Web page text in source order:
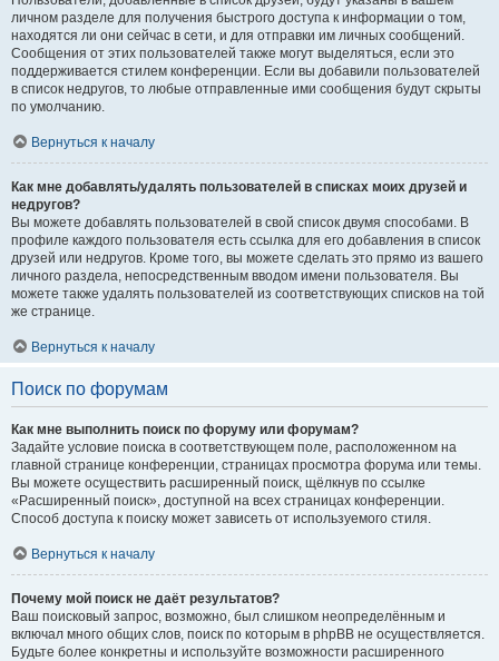
личном разделе для получения быстрого доступа к информации о том,
находятся ли они сейчас в сети, и для отправки им личных сообщений.
Сообщения от этих пользователей также могут выделяться, если это
поддерживается стилем конференции. Если вы добавили пользователей
в список недругов, то любые отправленные ими сообщения будут скрыты
по умолчанию.
Вернуться к началу
Как мне добавлять/удалять пользователей в списках моих друзей и
недругов?
Вы можете добавлять пользователей в свой список двумя способами. В
профиле каждого пользователя есть ссылка для его добавления в список
друзей или недругов. Кроме того, вы можете сделать это прямо из вашего
личного раздела, непосредственным вводом имени пользователя. Вы
можете также удалять пользователей из соответствующих списков на той
же странице.
Вернуться к началу
Поиск по форумам
Как мне выполнить поиск по форуму или форумам?
Задайте условие поиска в соответствующем поле, расположенном на
главной странице конференции, страницах просмотра форума или темы.
Вы можете осуществить расширенный поиск, щёлкнув по ссылке
«Расширенный поиск», доступной на всех страницах конференции.
Способ доступа к поиску может зависеть от используемого стиля.
Вернуться к началу
Почему мой поиск не даёт результатов?
Ваш поисковый запрос, возможно, был слишком неопределённым и
включал много общих слов, поиск по которым в phpBB не осуществляется.
Будьте более конкретны и используйте возможности расширенного